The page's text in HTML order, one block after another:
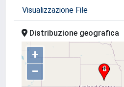
Visualizzazione File
Distribuzione geografica
+
–